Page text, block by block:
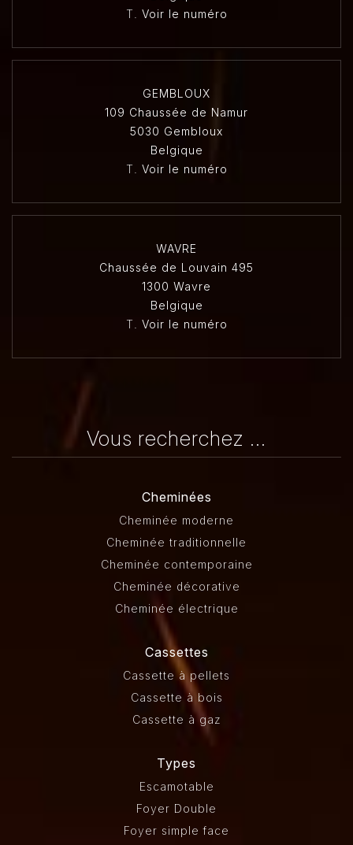
T. Voir le numéro
GEMBLOUX
109 Chaussée de Namur
5030 Gembloux
Belgique
T. Voir le numéro
WAVRE
Chaussée de Louvain 495
1300 Wavre
Belgique
T. Voir le numéro
Vous recherchez ...
Cheminées
Cheminée moderne
Cheminée traditionnelle
Cheminée contemporaine
Cheminée décorative
Cheminée électrique
Cassettes
Cassette à pellets
Cassette à bois
Cassette à gaz
Types
Escamotable
Foyer Double
Foyer simple face